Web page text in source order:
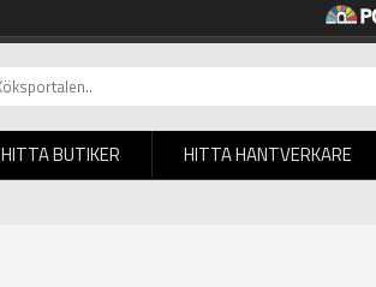
HITTA BUTIKER HITTA HANTVERKARE